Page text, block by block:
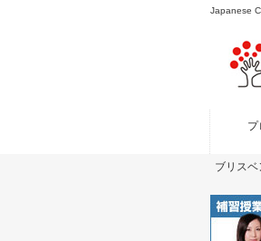
Japanese
プ
ブリス